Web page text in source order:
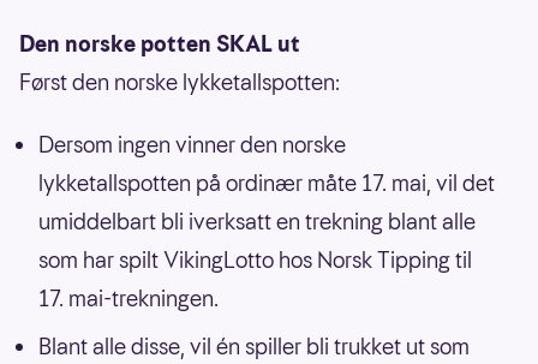
Den norske potten SKAL ut
Først den norske lykketallspotten:
Dersom ingen vinner den norske
lykketallspotten på ordinær måte 17. mai, vil det
umiddelbart bli iverksatt en trekning blant alle
som har spilt VikingLotto hos Norsk Tipping til
17. mai-trekningen.
Blant alle disse, vil én spiller bli trukket ut som